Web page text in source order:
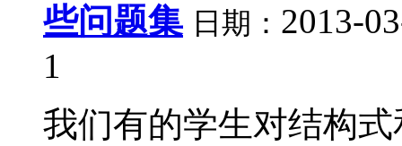
些问题集 日期： 2013-
1
我们有的学生对结构